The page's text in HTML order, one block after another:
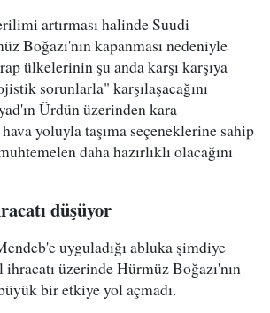
artırması halinde Suudi
Boğazı'nın kapanması nedeniyle
ülkelerinin şu anda karşı karşıya
sorunlarla" karşılaşacağını
Ürdün üzerinden kara
yoluyla taşıma seçeneklerine sahip
daha hazırlıklı olacağını
düşüyor
uyguladığı abluka şimdiye
üzerinde Hürmüz Boğazı'nın
bir etkiye yol açmadı.